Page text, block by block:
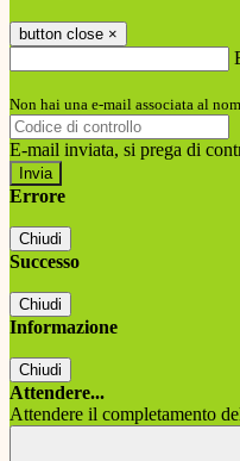
button close ×
Non hai una e-mail associata al
E-mail inviata, si prega di
Errore
Chiudi
Successo
Chiudi
Informazione
Chiudi
Attendere...
Attendere il completamento